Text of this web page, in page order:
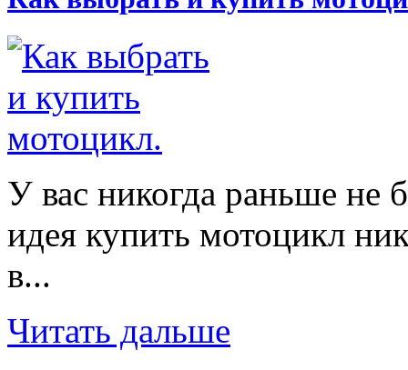
У вас никогда раньше не
идея купить мотоцикл
в...
Читать дальше